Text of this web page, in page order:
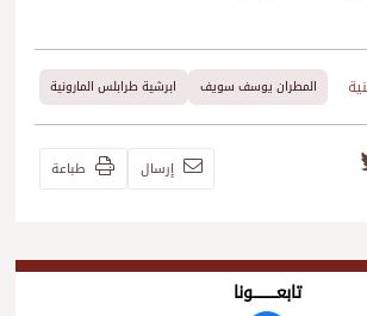
المطران يوسف سويف ابرشية طرابلس المارونية
إرسال طباعة
تابعــــــــــونا